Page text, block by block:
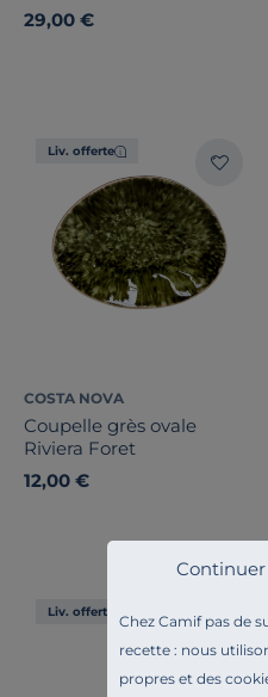
Chez Camif pas de
recette : nous
propres et des
Continuer
29,00 €
Liv. offerte
COSTA NOVA
Coupelle grès ovale
Riviera Foret
12,00 €
Liv. offerte